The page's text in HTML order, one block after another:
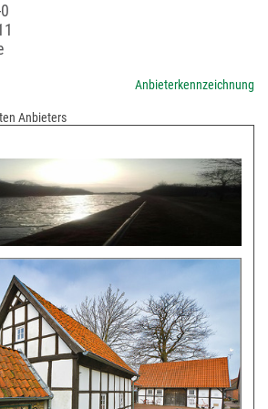
Anbieterkennzeichnung
Anbieters